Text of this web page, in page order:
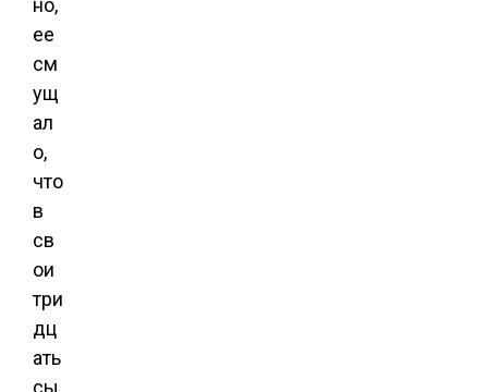
но,
ее
см
ущ
ал
о,
что
в
св
ои
три
дц
ать
сы